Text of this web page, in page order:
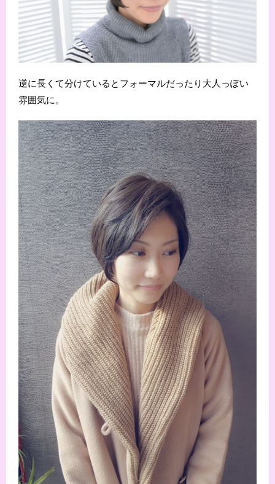
逆に長くて分けているとフォーマルだったり大人っぽい
雰囲気に。